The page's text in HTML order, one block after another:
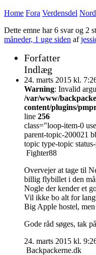
Home Fora Verdensdel
Dette emne har 6 svar og 2
måneder, 1 uge siden af
Forfatter
Indlæg
24. marts 2015 kl.
Warning: Invalid
/var/www/
content/plugins/
line 256
class="loop-item-0
parent-topic-200021
topic type-topic
Fighter88
Overvejer at tage til
billig flybillet i den
Nogle der kender et
Vil ikke bo alt for
Big Apple hostel,
Gode råd søges, tak
24. marts 2015 kl.
Backpackerne.dk